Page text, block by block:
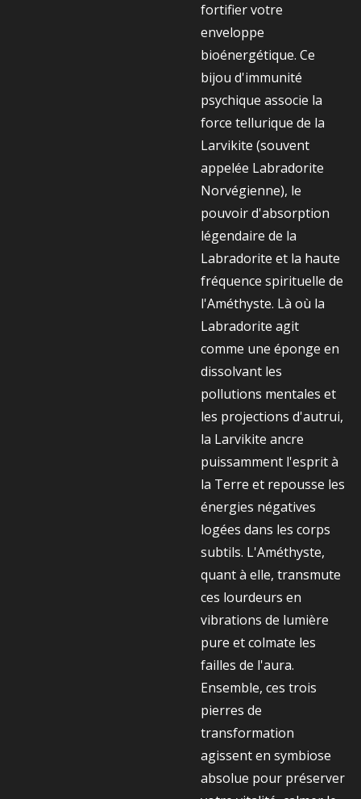
fortifier votre
enveloppe
bioénergétique. Ce
bijou d'immunité
psychique associe la
force tellurique de la
Larvikite (souvent
appelée Labradorite
Norvégienne), le
pouvoir d'absorption
légendaire de la
Labradorite et la haute
fréquence spirituelle de
l'Améthyste. Là où la
Labradorite agit
comme une éponge en
dissolvant les
pollutions mentales et
les projections d'autrui,
la Larvikite ancre
puissamment l'esprit à
la Terre et repousse les
énergies négatives
logées dans les corps
subtils. L'Améthyste,
quant à elle, transmute
ces lourdeurs en
vibrations de lumière
pure et colmate les
failles de l'aura.
Ensemble, ces trois
pierres de
transformation
agissent en symbiose
absolue pour préserver